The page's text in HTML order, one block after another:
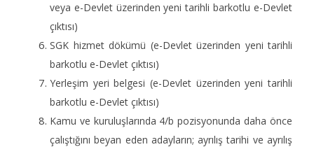
veya e-Devlet üzerinden yeni tarihli barkotlu e-Devlet
çıktısı)
SGK hizmet dökümü (e-Devlet üzerinden yeni tarihli
barkotlu e-Devlet çıktısı)
Yerleşim yeri belgesi (e-Devlet üzerinden yeni tarihli
barkotlu e-Devlet çıktısı)
Kamu ve kuruluşlarında 4/b pozisyonunda daha önce
çalıştığını beyan eden adayların; ayrılış tarihi ve ayrılış